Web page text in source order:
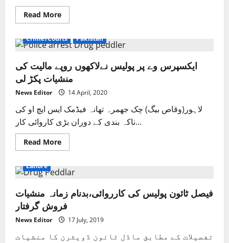
Read MoreRead
more
مومن
پولیس
بدنام
زمانہ
منشیات
فروش
گرفتارکرلیا
Crime/Courts Pakistan
ایکسپرس وے پر پولیس نےلاکھوں روپے مالیت کی
منشیات پکڑ لی
News Editor 14 April, 2020
لاہور(وقاص بیگ) چک جھمرہ تھانہ فیڈمک ایس ایچ او کی
ناکہ بندی کے دوران بڑی کاروائی کار...
Read MoreRead
more
وے
پر
نےلاکھوں
روپے
مالیت
کی
منشیات
لی
Lahore
فیصل ٹائون پولیس کی کارروائی،بدنام زمانہ منشیات
فروش گرفتار
News Editor 17 July, 2019
تفصیلات کے مطابق ماڈل ٹائون ڈویثرن کا منشیات